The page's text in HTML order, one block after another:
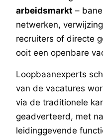
arbeidsmarkt –
netwerken,
recruiters of directe
ooit een openbare
Loopbaanexperts
van de vacatures
via de traditionele
geadverteerd, met
leidinggevende